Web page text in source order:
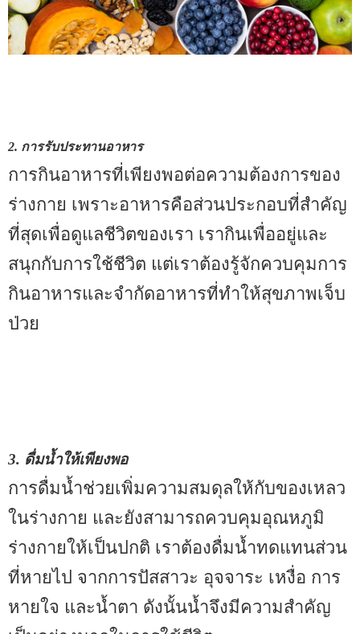
2. การรับประทานอาหาร
การกินอาหารที่เพียงพอต่อความต้องการของ
ร่างกาย เพราะอาหารคือส่วนประกอบที่สำคัญ
ที่สุดเพื่อดูแลชีวิตของเรา เรากินเพื่ออยู่และ
สนุกกับการใช้ชีวิต แต่เราต้องรู้จักควบคุมการ
กินอาหารและจำกัดอาหารที่ทำให้สุขภาพเจ็บ
ป่วย
3. ดื่มน้ำให้เพียงพอ
การดื่มน้ำช่วยเพิ่มความสมดุลให้กับของเหลว
ในร่างกาย และยังสามารถควบคุมอุณหภูมิ
ร่างกายให้เป็นปกติ เราต้องดื่มน้ำทดแทนส่วน
ที่หายไป จากการปัสสาวะ อุจจาระ เหงื่อ การ
หายใจ และน้ำตา ดังนั้นน้ำจึงมีความสำคัญ